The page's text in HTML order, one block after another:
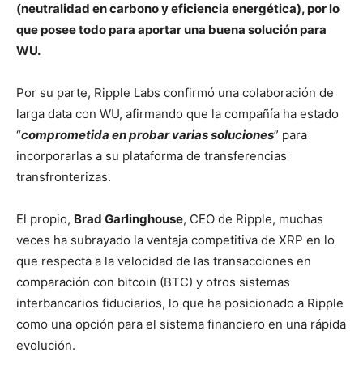
(neutralidad en carbono y eficiencia energética), por lo
que posee todo para aportar una buena solución para
WU.
Por su parte, Ripple Labs confirmó una colaboración de
larga data con WU, afirmando que la compañía ha estado
“comprometida en probar varias soluciones” para
incorporarlas a su plataforma de transferencias
transfronterizas.
El propio, Brad Garlinghouse, CEO de Ripple, muchas
veces ha subrayado la ventaja competitiva de XRP en lo
que respecta a la velocidad de las transacciones en
comparación con bitcoin (BTC) y otros sistemas
interbancarios fiduciarios, lo que ha posicionado a Ripple
como una opción para el sistema financiero en una rápida
evolución.